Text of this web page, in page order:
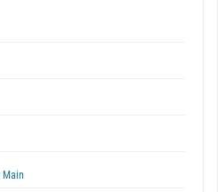
Main